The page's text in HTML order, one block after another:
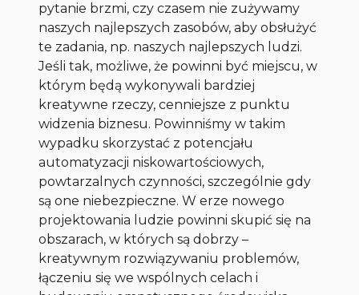
pytanie brzmi, czy czasem nie zużywamy
naszych najlepszych zasobów, aby obsłużyć
te zadania, np. naszych najlepszych ludzi.
Jeśli tak, możliwe, że powinni być miejscu, w
którym będą wykonywali bardziej
kreatywne rzeczy, cenniejsze z punktu
widzenia biznesu. Powinniśmy w takim
wypadku skorzystać z potencjału
automatyzacji niskowartościowych,
powtarzalnych czynności, szczególnie gdy
są one niebezpieczne. W erze nowego
projektowania ludzie powinni skupić się na
obszarach, w których są dobrzy –
kreatywnym rozwiązywaniu problemów,
łączeniu się we wspólnych celach i